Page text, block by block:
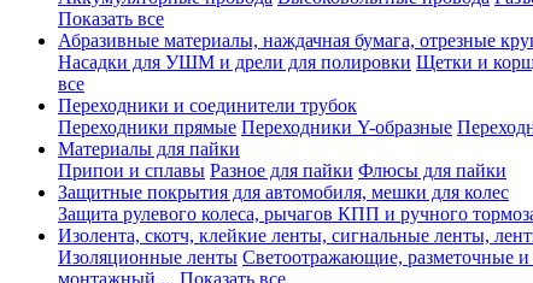
Показать все
Абразивные материалы, наждачная бумага, отрезные
Насадки для УШМ и дрели для полировки Щетки и
все
Переходники и соединители трубок
Переходники прямые Переходники Y-образные
Материалы для пайки
Припои и сплавы Разное для пайки Флюсы для пайки
Защитные покрытия для автомобиля, мешки для колес
Защита рулевого колеса, рычагов КПП и ручного
Изолента, скотч, клейкие ленты, сигнальные ленты,
Изоляционные ленты Светоотражающие, разметочные и
монтажный ... Показать все